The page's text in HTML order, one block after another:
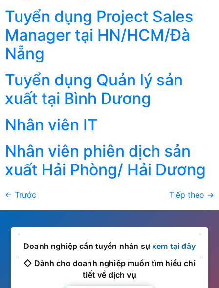
Tuyển dụng Project Sales
Manager tại HN/HCM/Đà
Nẵng
Tuyển dụng Quản lý sản
xuất tại Bình Dương
Nhân viên IT
Nhân viên phiên dịch sản
xuất Hải Phòng/ Hải Dương
← Trước Tiếp theo →
Doanh nghiệp cần tuyển nhân sựxem tại đây
◇ Dành cho doanh nghiệp muốn tìm hiểu chi
tiết về dịch vụ